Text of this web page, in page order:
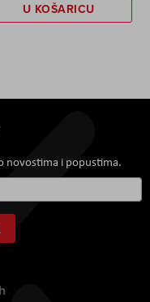
U KOŠARICU
novostima i popustima.